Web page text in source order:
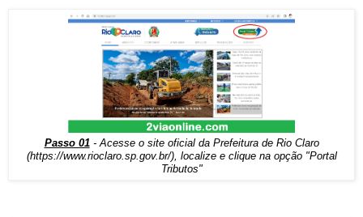
Passo 01- Acesse o site oficial da Prefeitura de Rio Claro
(https://www.rioclaro.sp.gov.br/), localize e clique na opção "Portal
Tributos"